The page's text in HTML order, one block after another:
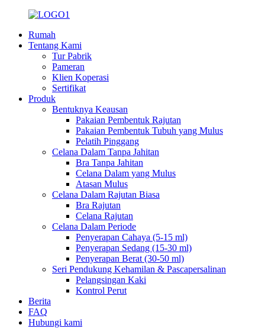
Rumah
Tentang Kami
Tur Pabrik
Pameran
Klien Koperasi
Sertifikat
Produk
Bentuknya Keausan
Pakaian Pembentuk Rajutan
Pakaian Pembentuk Tubuh yang Mulus
Pelatih Pinggang
Celana Dalam Tanpa Jahitan
Bra Tanpa Jahitan
Celana Dalam yang Mulus
Atasan Mulus
Celana Dalam Rajutan Biasa
Bra Rajutan
Celana Rajutan
Celana Dalam Periode
Penyerapan Cahaya (5-15 ml)
Penyerapan Sedang (15-30 ml)
Penyerapan Berat (30-50 ml)
Seri Pendukung Kehamilan & Pascapersalinan
Pelangsingan Kaki
Kontrol Perut
Berita
FAQ
Hubungi kami